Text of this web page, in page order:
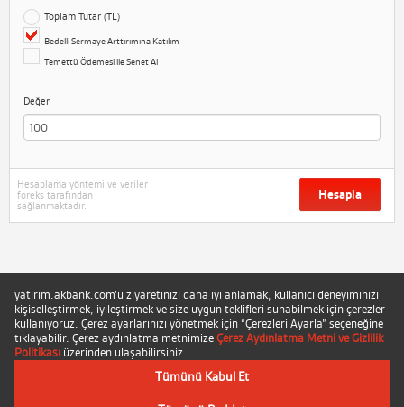
Toplam Tutar (TL)
Bedelli Sermaye Arttırımına Katılım
Temettü Ödemesi ile Senet Al
Değer
Hesaplama yöntemi ve veriler
foreks tarafından
sağlanmaktadır.
Hesapla